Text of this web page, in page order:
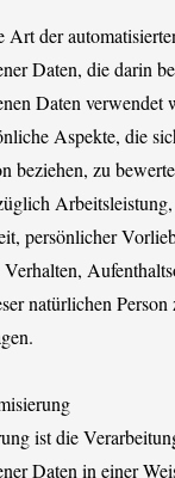
Art der
Daten, die darin
Daten verwendet
Aspekte, die
beziehen, zu
persönlicher
natürlichen Person
ist die
Daten in einer